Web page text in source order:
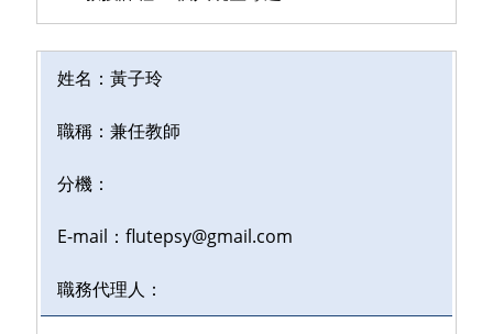
姓名：黃子玲
職稱： 兼任教師
分機：
E-mail：flutepsy@gmail.com
職務代理人：